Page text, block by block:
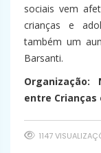
sociais vem
crianças e
também um
Barsanti.
entre Crianças
1147